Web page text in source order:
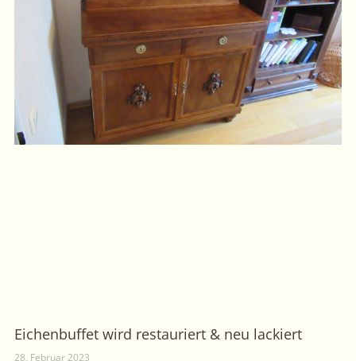
Eichenbuffet wird restauriert & neu lackiert
28. Februar 2023